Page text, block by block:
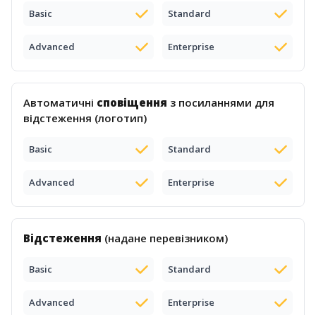
Basic Standard
Advanced Enterprise
Автоматичні сповіщення з посиланнями для
відстеження (логотип)
Basic Standard
Advanced Enterprise
Відстеження (надане перевізником)
Basic Standard
Advanced Enterprise